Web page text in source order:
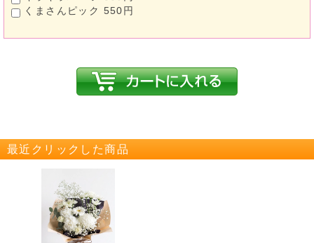
くまさんピック 550円
最近クリックした商品